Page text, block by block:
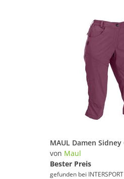
von Maul
Bester Preis
gefunden bei INTERSPORT